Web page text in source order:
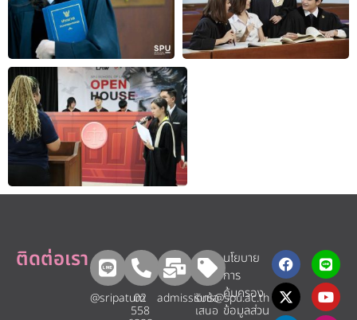
ติดต่อเรา
@sripatum
02
558
admissions@spu.ac.th
รับข้อ
เสนอ
นโยบาย
การ
คุ้มครอง
ข้อมูลส่วน